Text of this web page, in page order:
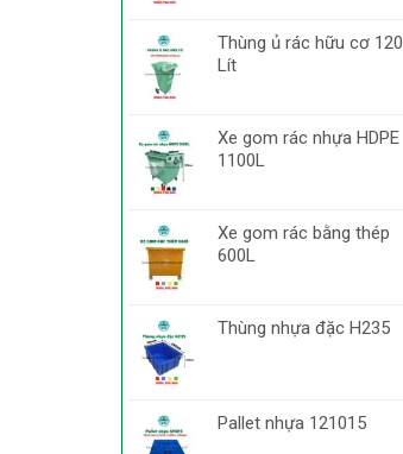
Thùng ủ rác hữu cơ 120
Lít
Xe gom rác nhựa HDPE
1100L
Xe gom rác bằng thép
600L
Thùng nhựa đặc H235
Pallet nhựa 121015